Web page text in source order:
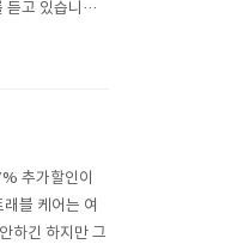
고 있습니다.
추가할인이
블 케어는 여
하긴 하지만 그